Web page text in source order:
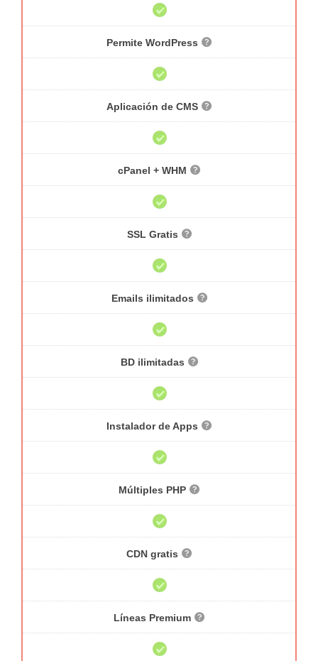
Permite WordPress
Aplicación de CMS
cPanel + WHM
SSL Gratis
Emails ilimitados
BD ilimitadas
Instalador de Apps
Múltiples PHP
CDN gratis
Líneas Premium